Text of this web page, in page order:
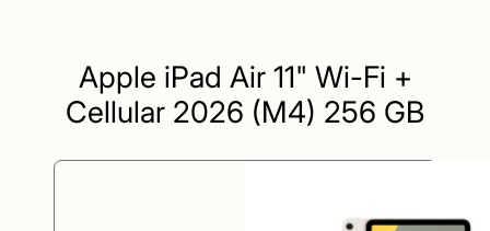
Apple iPad Air 11" Wi-Fi +
Cellular 2026 (M4) 256 GB